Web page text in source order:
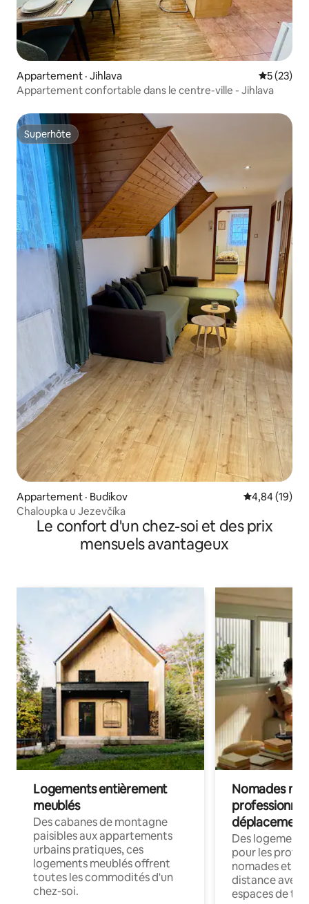
Appartement · Jihlava Note
5 (23)
Appartement confortable dans le centre-ville - Jihlava
Superhôte
Superhôte
Appartement · Budíkov Note
4,84 (19)
Chaloupka u Jezevčíka
Le confort d'un chez-soi et des prix
mensuels avantageux
Logements entièrement
meublés
Des cabanes de montagne
paisibles aux appartements
urbains pratiques, ces
logements meublés offrent
toutes les commodités d'un
chez-soi.
Nomades
déplacement
Des
pour les
nomades et
distance avec
espaces de